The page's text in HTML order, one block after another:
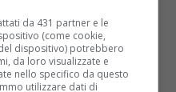
e una temperatura
velocità del vento è
con raffiche leggere.
favorendo una
da 431 partner e le
(come cookie,
dispositivo) potrebbero
da loro visualizzate e
nello specifico da questo
utilizzare dati di